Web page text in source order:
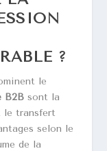
?
le
B2B sont la
le transfert
selon le
de la